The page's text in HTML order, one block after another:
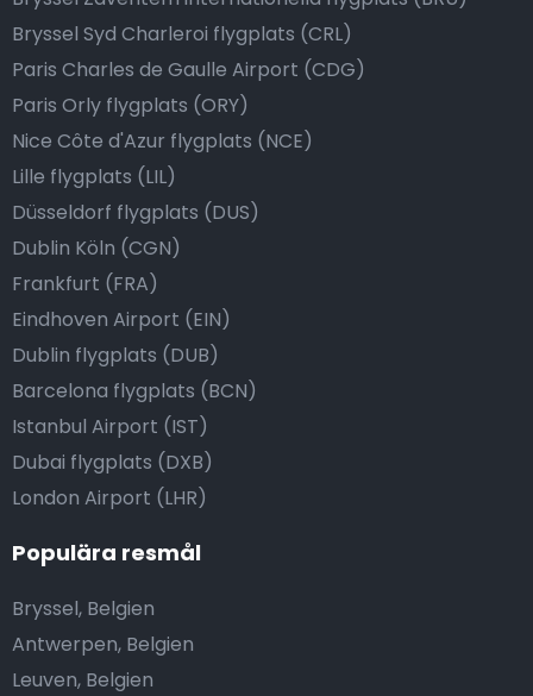
Bryssel Syd Charleroi flygplats (CRL)
Paris Charles de Gaulle Airport (CDG)
Paris Orly flygplats (ORY)
Nice Côte d'Azur flygplats (NCE)
Lille flygplats (LIL)
Düsseldorf flygplats (DUS)
Dublin Köln (CGN)
Frankfurt (FRA)
Eindhoven Airport (EIN)
Dublin flygplats (DUB)
Barcelona flygplats (BCN)
Istanbul Airport (IST)
Dubai flygplats (DXB)
London Airport (LHR)
Populära resmål
Bryssel, Belgien
Antwerpen, Belgien
Leuven, Belgien